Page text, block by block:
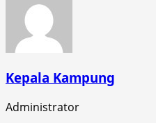
Kepala Kampung
Administrator